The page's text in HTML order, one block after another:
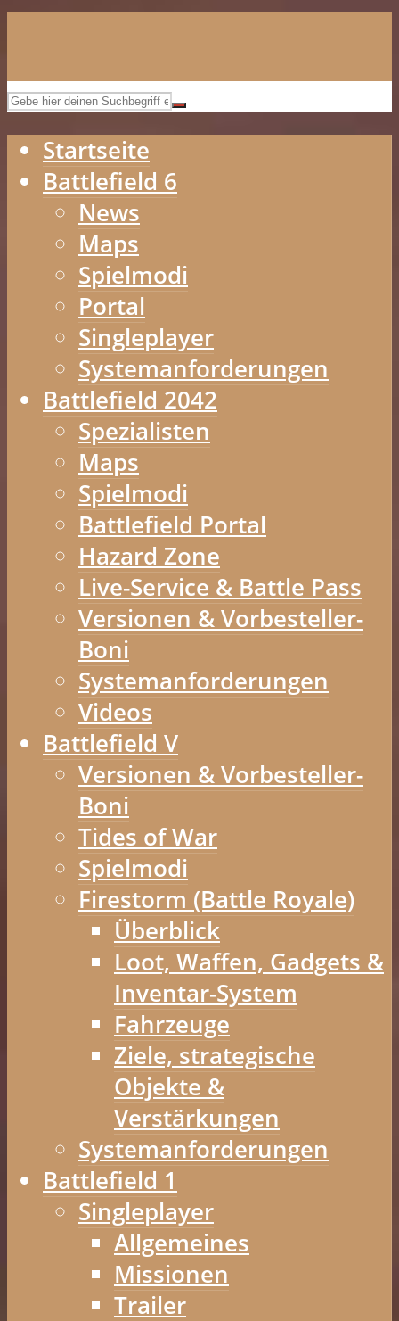
Startseite
Battlefield 6
News
Maps
Spielmodi
Portal
Singleplayer
Systemanforderungen
Battlefield 2042
Spezialisten
Maps
Spielmodi
Battlefield Portal
Hazard Zone
Live-Service & Battle Pass
Versionen & Vorbesteller-
Boni
Systemanforderungen
Videos
Battlefield V
Versionen & Vorbesteller-
Boni
Tides of War
Spielmodi
Firestorm (Battle Royale)
Überblick
Loot, Waffen, Gadgets &
Inventar-System
Fahrzeuge
Ziele, strategische
Objekte &
Verstärkungen
Systemanforderungen
Battlefield 1
Singleplayer
Allgemeines
Missionen
Trailer